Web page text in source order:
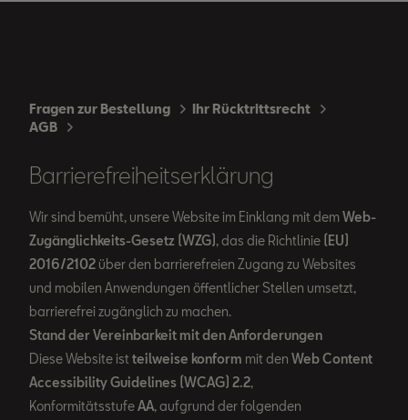
Fragen zur Bestellung
Ihr Rücktrittsrecht
AGB
Barrierefreiheitserklärung
Wir sind bemüht, unsere Website im Einklang mit dem Web-
Zugänglichkeits-Gesetz (WZG) , das die Richtlinie (EU)
2016/2102 über den barrierefreien Zugang zu Websites
und mobilen Anwendungen öffentlicher Stellen umsetzt,
barrierefrei zugänglich zu machen.
Stand der Vereinbarkeit mit den Anforderungen
Diese Website ist teilweise konform mit den Web Content
Accessibility Guidelines (WCAG) 2.2,
KonformitätsstufeAA, aufgrund der folgenden